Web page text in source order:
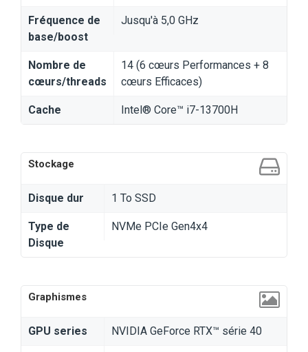
Fréquence de
base/boost
Jusqu'à 5,0 GHz
Nombre de
cœurs/threads
14 (6 cœurs Performances + 8
cœurs Efficaces)
Cache Intel® Core™ i7-13700H
Stockage
Disque dur 1 To SSD
Type de
Disque
NVMe PCIe Gen4x4
Graphismes
GPU series NVIDIA GeForce RTX™ série 40